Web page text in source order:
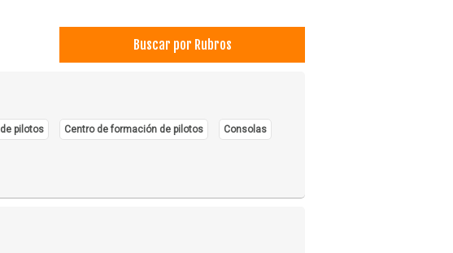
Buscar por Rubros
pilotos Centro de formación de pilotos Consolas